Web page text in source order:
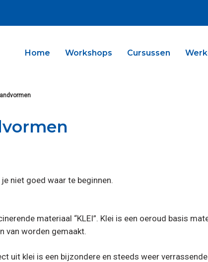
Home Workshops Cursussen
niet goed waar te beginnen.
materiaal “KLEI”. Klei is een oeroud basis
van worden gemaakt.
uit klei is een bijzondere en steeds weer